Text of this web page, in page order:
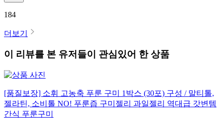
184
더보기
이 리뷰를 본 유저들이 관심있어 한 상품
[품질보장] 소휘 고농축 푸룬 구미 1박스 (30포) 구성 / 말티톨,
젤라틴, 소비톨 NO! 푸룬즙 구미젤리 과일젤리 역대급 갓변템
간식 푸룬구미